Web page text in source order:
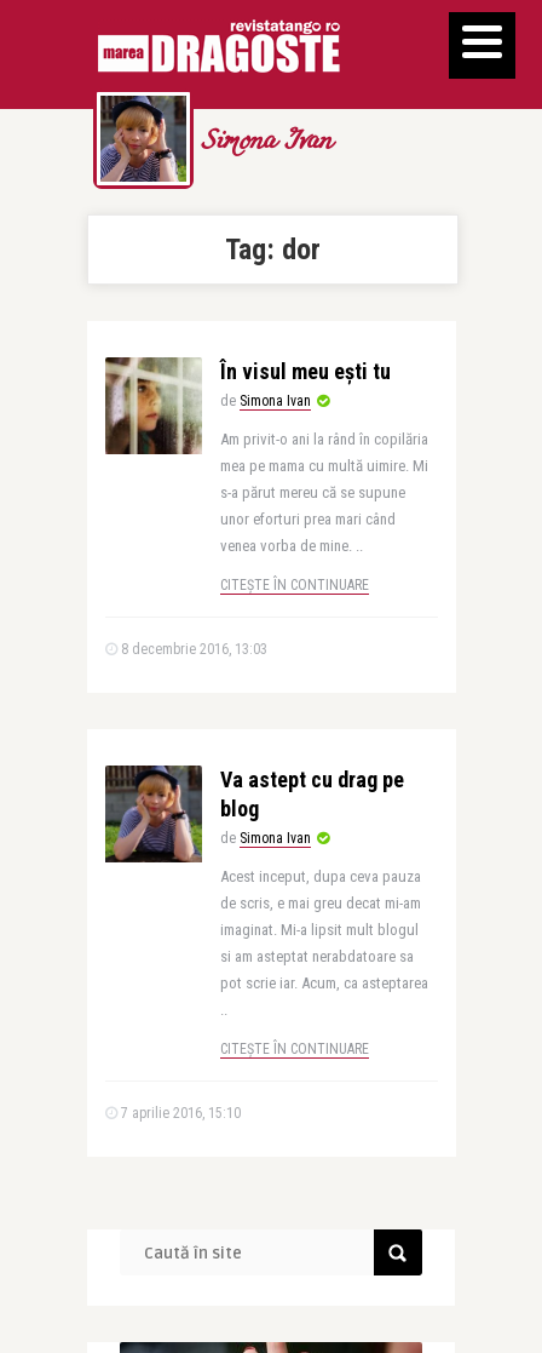
Simona Ivan
Tag: dor
În visul meu ești tu
de Simona Ivan
Am privit-o ani la rând în copilăria
mea pe mama cu multă uimire. Mi
s-a părut mereu că se supune
unor eforturi prea mari când
venea vorba de mine. ..
CITEȘTE ÎN CONTINUARE
8 decembrie 2016, 13:03
Va astept cu drag pe
blog
de Simona Ivan
Acest inceput, dupa ceva pauza
de scris, e mai greu decat mi-am
imaginat. Mi-a lipsit mult blogul
si am asteptat nerabdatoare sa
pot scrie iar. Acum, ca asteptarea
..
CITEȘTE ÎN CONTINUARE
7 aprilie 2016, 15:10